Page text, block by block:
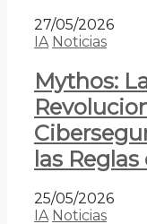
27/05/2026
IA Noticias
Mythos:
las
25/05/2026
IA Noticias